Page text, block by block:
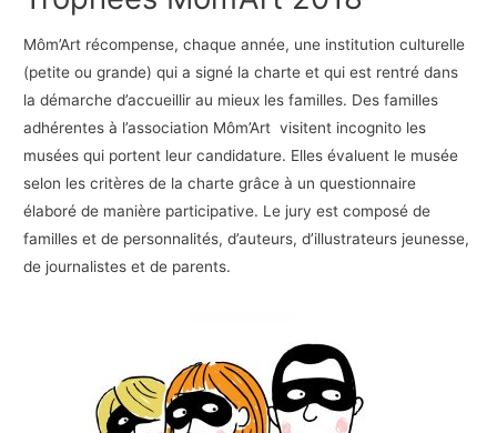
Môm’Art récompense, chaque année, une institution culturelle
(petite ou grande) qui a signé la charte et qui est rentré dans
la démarche d’accueillir au mieux les familles. Des familles
adhérentes à l’association Môm’Art visitent incognito les
musées qui portent leur candidature. Elles évaluent le musée
selon les critères de la charte grâce à un questionnaire
élaboré de manière participative. Le jury est composé de
familles et de personnalités, d’auteurs, d’illustrateurs jeunesse,
de journalistes et de parents.